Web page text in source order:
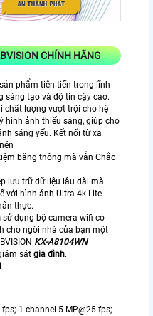
CHÍNH HÃNG
phẩm tiên tiến trong lĩnh
sáng tạo và độ tin cậy cao.
chất lượng vượt trội cho hệ
hình ảnh thiếu sáng, giúp cho
sáng yếu. Kết nối từ xa
băng thông mà vẫn Chắc
lưu trữ dữ liệu lâu dài mà
với hình ảnh Ultra 4k Lite
thực.
sử dụng bộ camera wifi có
cho ngôi nhà của bạn một
KX-A8104WN
sát gia đình.
1-channel 5 MP@25 fps;